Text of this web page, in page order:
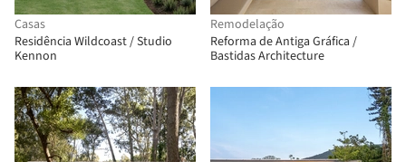
Casas
Residência Wildcoast / Studio
Kennon
Remodelação
Reforma de Antiga Gráfica /
Bastidas Architecture